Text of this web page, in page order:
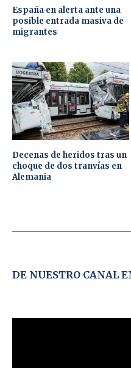
España en alerta ante una
posible entrada masiva de
migrantes
Decenas de heridos tras un
choque de dos tranvías en
Alemania
DE NUESTRO CANAL